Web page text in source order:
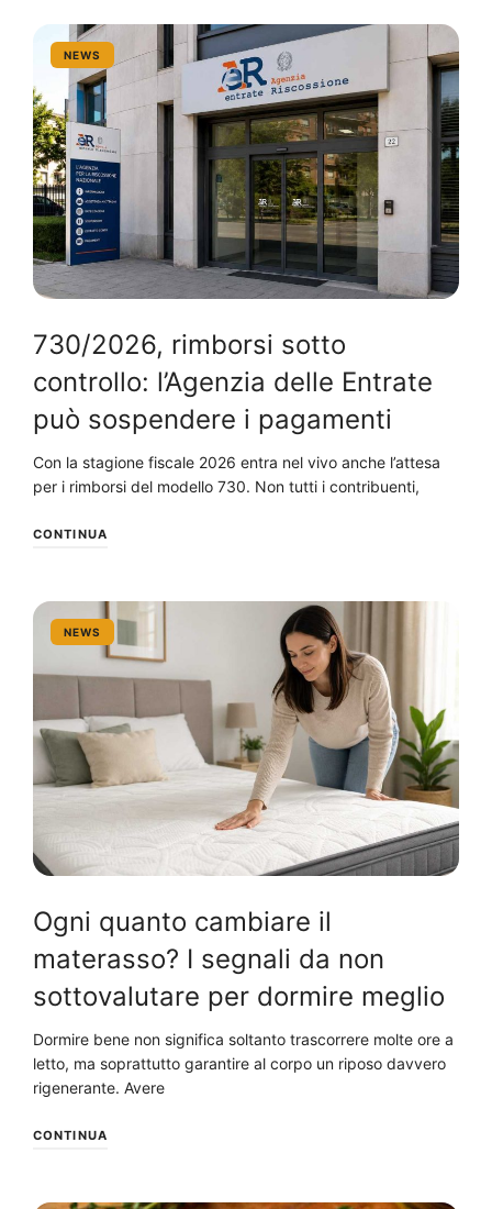
NEWS
730/2026, rimborsi sotto
controllo: l’Agenzia delle Entrate
può sospendere i pagamenti
Con la stagione fiscale 2026 entra nel vivo anche l’attesa
per i rimborsi del modello 730. Non tutti i contribuenti,
CONTINUA
NEWS
Ogni quanto cambiare il
materasso? I segnali da non
sottovalutare per dormire meglio
Dormire bene non significa soltanto trascorrere molte ore a
letto, ma soprattutto garantire al corpo un riposo davvero
rigenerante. Avere
CONTINUA